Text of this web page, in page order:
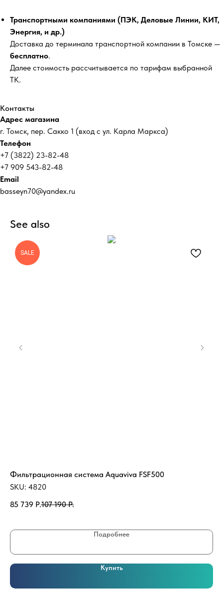
Транспортными компаниями (ПЭК, Деловые Линии, КИТ,
Энергия, и др.)
Доставка до терминала транспортной компании в Томске —
бесплатно.
Далее стоимость рассчитывается по тарифам выбранной
ТК.
Контакты
Адрес магазина
г. Томск, пер. Сакко 1 (вход с ул. Карла Маркса)
Телефон
+7 (3822) 23-82-48
+7 909 543-82-48
Email
basseyn70@yandex.ru
See also
SALE
Фильтрационная система Aquaviva FSF500
SKU: 4820
85 739 Р.107 190 Р.
Подробнее
Купить